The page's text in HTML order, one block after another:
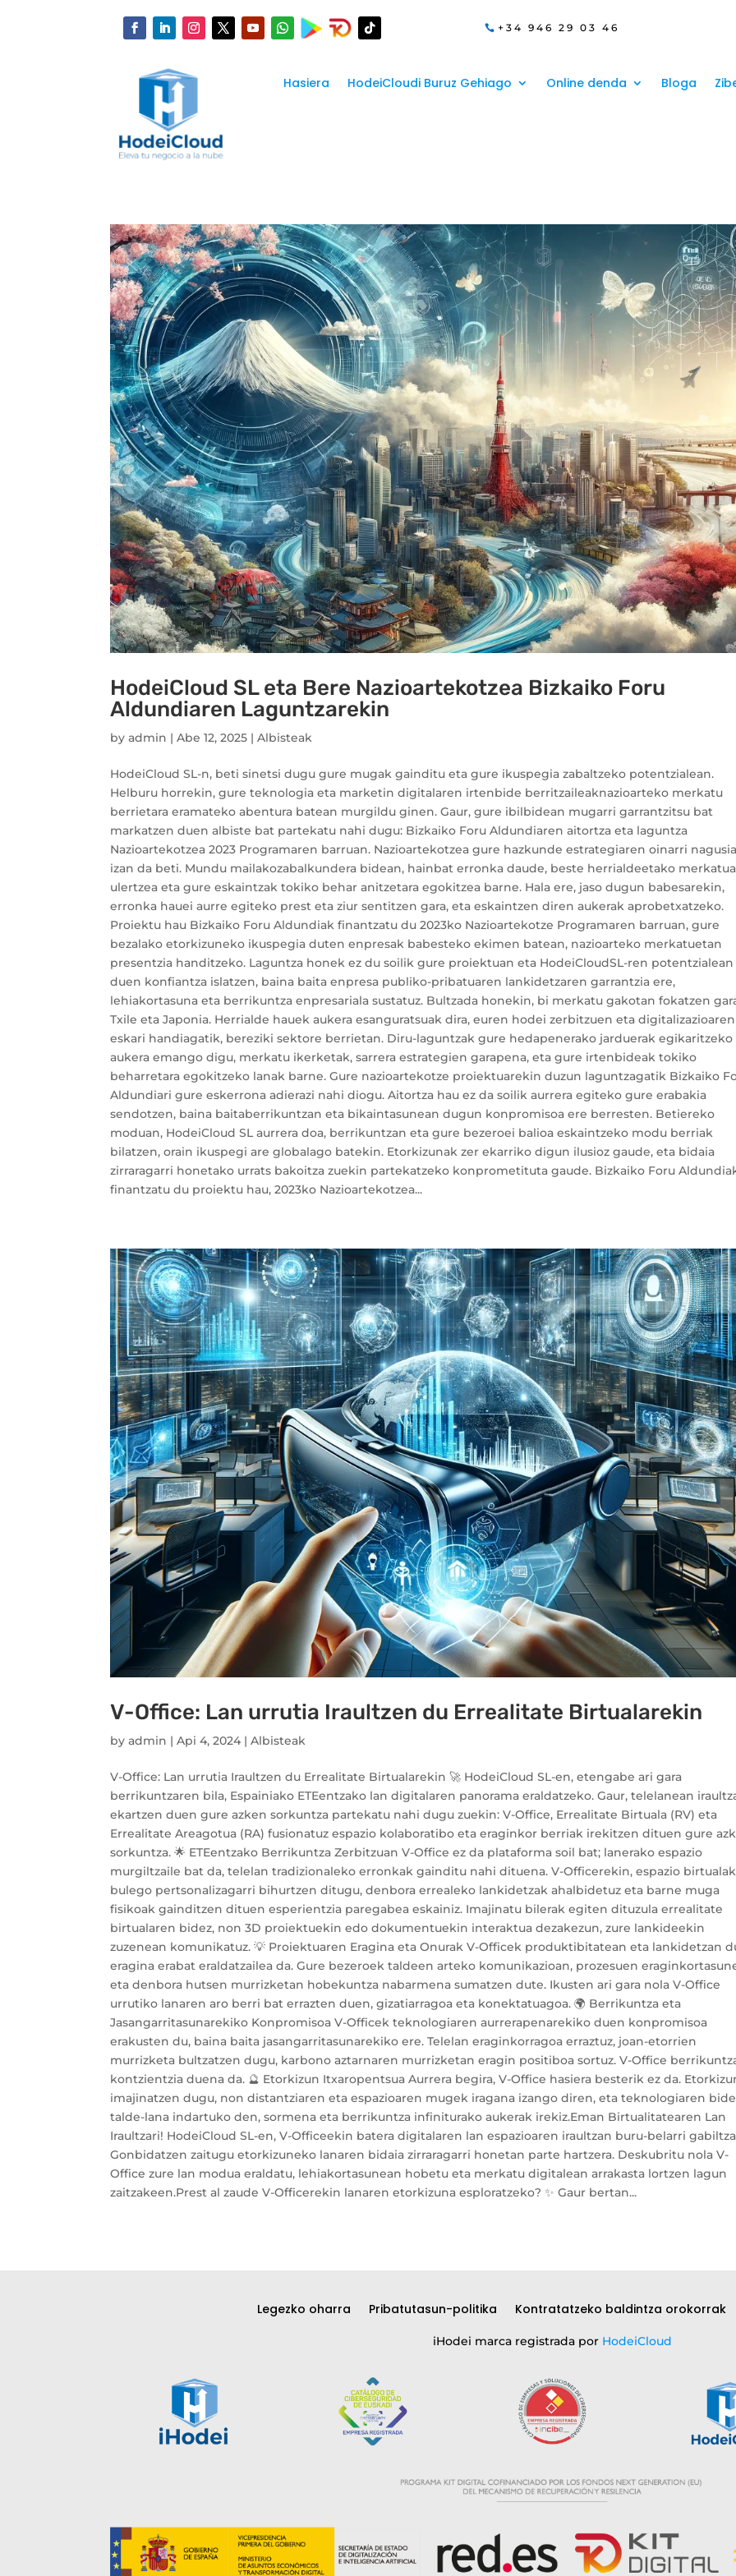
+34 946 29 03 46
Hasiera HodeiCloudi Buruz Gehiago Online denda Bloga
HodeiCloud SL eta Bere Nazioartekotzea Bizkaiko Foru
Aldundiaren Laguntzarekin
byadmin |Abe 12, 2025 |Albisteak
HodeiCloud SL-n, beti sinetsi dugu gure mugak gainditu eta gure ikuspegia zabaltzeko potentzialean.
Helburu horrekin, gure teknologia eta marketin digitalaren irtenbide berritzaileaknazioarteko merkatu
berrietara eramateko abentura batean murgildu ginen. Gaur, gure ibilbidean mugarri garrantzitsu bat
markatzen duen albiste bat partekatu nahi dugu: Bizkaiko Foru Aldundiaren aitortza eta laguntza
Nazioartekotzea 2023 Programaren barruan. Nazioartekotzea gure hazkunde estrategiaren oinarri
izan da beti. Mundu mailakozabalkundera bidean, hainbat erronka daude, beste herrialdeetako
ulertzea eta gure eskaintzak tokiko behar anitzetara egokitzea barne. Hala ere, jaso dugun babesarekin,
erronka hauei aurre egiteko prest eta ziur sentitzen gara, eta eskaintzen diren aukerak aprobetxatzeko.
Proiektu hau Bizkaiko Foru Aldundiak finantzatu du 2023ko Nazioartekotze Programaren barruan, gure
bezalako etorkizuneko ikuspegia duten enpresak babesteko ekimen batean, nazioarteko merkatuetan
presentzia handitzeko. Laguntza honek ez du soilik gure proiektuan eta HodeiCloudSL-ren potentzialean
duen konfiantza islatzen, baina baita enpresa publiko-pribatuaren lankidetzaren garrantzia ere,
lehiakortasuna eta berrikuntza enpresariala sustatuz. Bultzada honekin, bi merkatu gakotan fokatzen
Txile eta Japonia. Herrialde hauek aukera esanguratsuak dira, euren hodei zerbitzuen eta digitalizazioaren
eskari handiagatik, bereziki sektore berrietan. Diru-laguntzak gure hedapenerako jarduerak egikaritzeko
aukera emango digu, merkatu ikerketak, sarrera estrategien garapena, eta gure irtenbideak tokiko
beharretara egokitzeko lanak barne. Gure nazioartekotze proiektuarekin duzun laguntzagatik Bizkaiko
Aldundiari gure eskerrona adierazi nahi diogu. Aitortza hau ez da soilik aurrera egiteko gure erabakia
sendotzen, baina baitaberrikuntzan eta bikaintasunean dugun konpromisoa ere berresten. Betiereko
moduan, HodeiCloud SL aurrera doa, berrikuntzan eta gure bezeroei balioa eskaintzeko modu berriak
bilatzen, orain ikuspegi are globalago batekin. Etorkizunak zer ekarriko digun ilusioz gaude, eta bidaia
zirraragarri honetako urrats bakoitza zuekin partekatzeko konprometituta gaude. Bizkaiko Foru
finantzatu du proiektu hau, 2023ko Nazioartekotzea...
V-Office: Lan urrutia Iraultzen du Errealitate Birtualarekin
byadmin |Api 4, 2024 |Albisteak
V-Office: Lan urrutia Iraultzen du Errealitate Birtualarekin 🚀 HodeiCloud SL-en, etengabe ari gara
berrikuntzaren bila, Espainiako ETEentzako lan digitalaren panorama eraldatzeko. Gaur, telelanean
ekartzen duen gure azken sorkuntza partekatu nahi dugu zuekin: V-Office, Errealitate Birtuala (RV) eta
Errealitate Areagotua (RA) fusionatuz espazio kolaboratibo eta eraginkor berriak irekitzen dituen gure
sorkuntza. 🌟 ETEentzako Berrikuntza Zerbitzuan V-Office ez da plataforma soil bat; lanerako espazio
murgiltzaile bat da, telelan tradizionaleko erronkak gainditu nahi dituena. V-Officerekin, espazio birtualak
bulego pertsonalizagarri bihurtzen ditugu, denbora errealeko lankidetzak ahalbidetuz eta barne muga
fisikoak gainditzen dituen esperientzia paregabea eskainiz. Imajinatu bilerak egiten dituzula errealitate
birtualaren bidez, non 3D proiektuekin edo dokumentuekin interaktua dezakezun, zure lankideekin
zuzenean komunikatuz. 💡 Proiektuaren Eragina eta Onurak V-Officek produktibitatean eta lankidetzan
eragina erabat eraldatzailea da. Gure bezeroek taldeen arteko komunikazioan, prozesuen
eta denbora hutsen murrizketan hobekuntza nabarmena sumatzen dute. Ikusten ari gara nola V-Office
urrutiko lanaren aro berri bat errazten duen, gizatiarragoa eta konektatuagoa. 🌍 Berrikuntza eta
Jasangarritasunarekiko Konpromisoa V-Officek teknologiaren aurrerapenarekiko duen konpromisoa
erakusten du, baina baita jasangarritasunarekiko ere. Telelan eraginkorragoa erraztuz, joan-etorrien
murrizketa bultzatzen dugu, karbono aztarnaren murrizketan eragin positiboa sortuz. V-Office
kontzientzia duena da. 🔮 Etorkizun Itxaropentsua Aurrera begira, V-Office hasiera besterik ez da.
imajinatzen dugu, non distantziaren eta espazioaren mugek iragana izango diren, eta teknologiaren
talde-lana indartuko den, sormena eta berrikuntza infiniturako aukerak irekiz.Eman Birtualitatearen Lan
Iraultzari! HodeiCloud SL-en, V-Officeekin batera digitalaren lan espazioaren iraultzan buru-belarri
Gonbidatzen zaitugu etorkizuneko lanaren bidaia zirraragarri honetan parte hartzera. Deskubritu nola V-
Office zure lan modua eraldatu, lehiakortasunean hobetu eta merkatu digitalean arrakasta lortzen lagun
zaitzakeen.Prest al zaude V-Officerekin lanaren etorkizuna esploratzeko? ✨ Gaur bertan...
Legezko oharra Pribatutasun-politika Kontratatzeko baldintza orokorrak
iHodei marca registrada por HodeiCloud